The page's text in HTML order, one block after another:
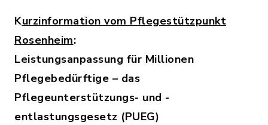
Kurzinformation vom Pflegestützpunkt
Rosenheim:
Leistungsanpassung für Millionen
Pflegebedürftige – das
Pflegeunterstützungs- und -
entlastungsgesetz (PUEG)